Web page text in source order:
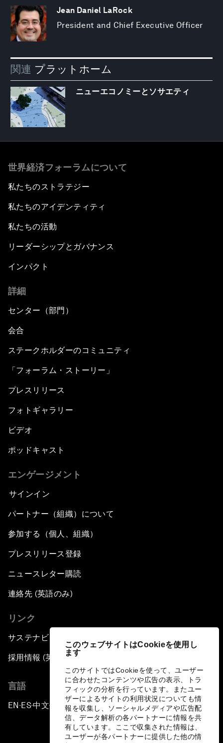
このウェブサイトはCookieを使用し
ます
このサイトではCookieを使って、ユーザー
に合わせたコンテンツや広告の表示、トラ
フィックの分析を行っています。またユー
ザーによるサイトの利用状況についても情
報を収集し、ソーシャルメディアや広告配
信、データ解析の各パートナーに情報を共
有しています。ここで収集された情報は、
ユーザーが各パートナーに提供した他の情
Jean Daniel LaRock
President and Chief Executive Officer
関連 プラットホーム
ニューエコノミーとソサエティ
世界経済フォーラムについて
私たちのストラテジー
私たちのアイデンティティ
私たちの活動
リーダーシップとガバナンス
インパクト
詳細
センター（部門）
会合
ステークホルダーのコミュニティ
「フォーラム・ストーリー」
プレスリリース
フォトギャラリー
ビデオ
ポッドキャスト
エンゲージメント
サインイン
パートナー（組織）について
参加する（個人、組織）
プレスリリース登録
ニュースレター購読
連絡先 (英語のみ)
リンク
サステナビリティへの取り組み
採用情報 (英語のみ)
言語
EN ▪ ES▪中文▪ 日本語